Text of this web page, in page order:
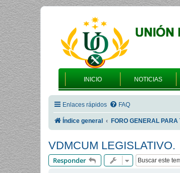
INICIO NOTICIAS
Enlaces rápidos FAQ
Índice general FORO GENERAL
VDMCUM LEGISLATIVO.
Responder